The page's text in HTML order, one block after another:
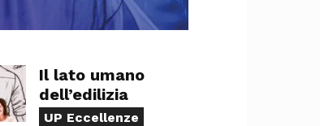
Il lato umano
dell’edilizia
UP Eccellenze